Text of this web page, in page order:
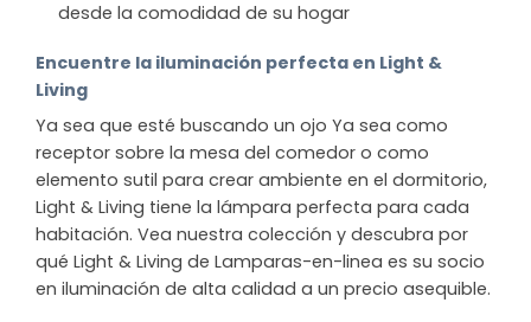
desde la comodidad de su hogar
Encuentre la iluminación perfecta en Light &
Living
Ya sea que esté buscando un ojo Ya sea como
receptor sobre la mesa del comedor o como
elemento sutil para crear ambiente en el dormitorio,
Light & Living tiene la lámpara perfecta para cada
habitación. Vea nuestra colección y descubra por
qué Light & Living de Lamparas-en-linea es su socio
en iluminación de alta calidad a un precio asequible.